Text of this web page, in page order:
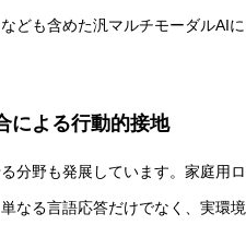
ども含めた汎マルチモーダルAI
による行動的接地
分野も発展しています。家庭用
なる言語応答だけでなく、実環